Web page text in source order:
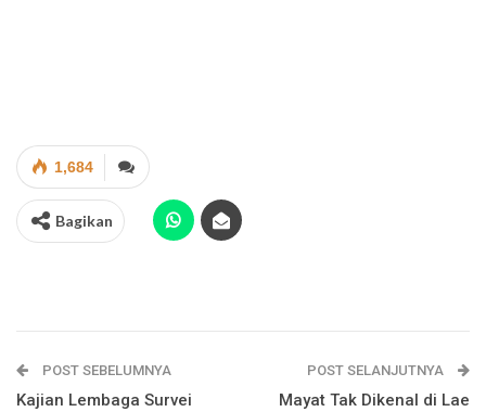
1,684
Bagikan
POST SEBELUMNYA
Kajian Lembaga Survei
POST SELANJUTNYA
Mayat Tak Dikenal di Lae